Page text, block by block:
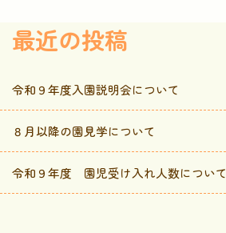
最近の投稿
令和９年度入園説明会について
８月以降の園見学について
令和９年度 園児受け入れ人数について